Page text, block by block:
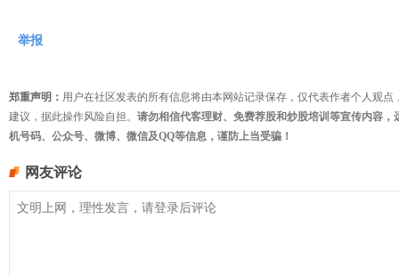
举报
郑重声明： 用户在社区发表的所有信息将由本网站记录保存，仅代表作者个人观
建议，据此操作风险自担。 请勿相信代客理财、免费荐股和炒股培训等宣传内容
机号码、公众号、微博、微信及QQ等信息，谨防上当受骗！
网友评论